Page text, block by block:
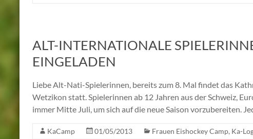
ALT-INTERNATIONALE
EINGELADEN
Liebe Alt-Nati-Spielerinnen, bereits zum 8. Mal findet das
Wetzikon statt. Spielerinnen ab 12 Jahren aus der Schweiz,
immer Mitte Juli, um sich auf die neue Saison vorzubereiten.
KaCamp 01/05/2013 Frauen Eishockey Camp, Ka-